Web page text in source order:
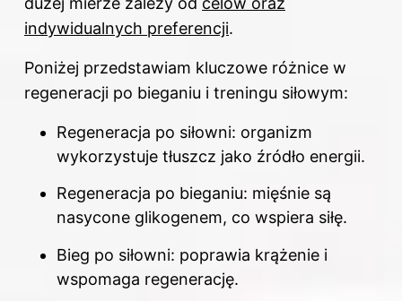
indywidualnych preferencji.
Poniżej przedstawiam kluczowe różnice w
regeneracji po bieganiu i treningu siłowym:
Regeneracja po siłowni: organizm
wykorzystuje tłuszcz jako źródło energii.
Regeneracja po bieganiu: mięśnie są
nasycone glikogenem, co wspiera siłę.
Bieg po siłowni: poprawia krążenie i
wspomaga regenerację.